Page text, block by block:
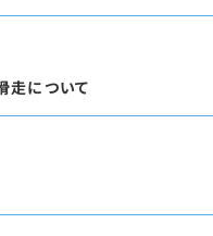
走について